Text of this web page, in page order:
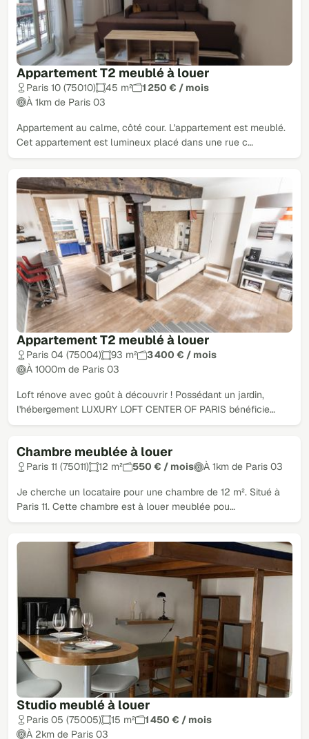
Appartement T2 meublé à louer
Paris 10 (75010) 45 m²
1 250 € / mois
À 1km de Paris 03
Appartement au calme, côté cour. L'appartement est meublé.
Cet appartement est lumineux placé dans une rue c…
Appartement T2 meublé à louer
Paris 04 (75004) 93 m²
3 400 € / mois
À 1000m de Paris 03
Loft rénove avec goût à découvrir ! Possédant un jardin,
l'hébergement LUXURY LOFT CENTER OF PARIS bénéficie…
Chambre meublée à louer
Paris 11 (75011) 12 m² 550 € / mois À 1km de Paris 03
Je cherche un locataire pour une chambre de 12 m². Situé à
Paris 11. Cette chambre est à louer meublée pou…
Studio meublé à louer
Paris 05 (75005) 15 m²
1 450 € / mois
À 2km de Paris 03